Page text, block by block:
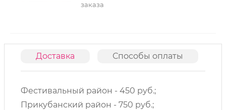
заказа
Доставка Способы оплаты
Фестивальный район - 450 руб.;
Прикубанский район - 750 руб.;